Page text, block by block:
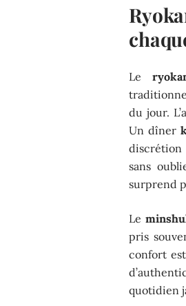
Le
du jour.
Un dîner
discrétion
sans
surprend
Le
pris
confort
quotidien